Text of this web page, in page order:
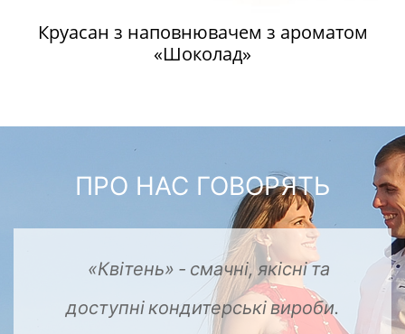
Круасан з наповнювачем з ароматом
«Шоколад»
ПРО НАС ГОВОРЯТЬ
«Квітень» -
смачні, якісні
та
доступні
кондитерські
вироби.